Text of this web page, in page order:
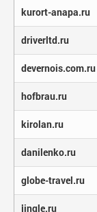
kurort-anapa.ru
driverltd.ru
devernois.com.ru
hofbrau.ru
kirolan.ru
danilenko.ru
globe-travel.ru
jingle.ru